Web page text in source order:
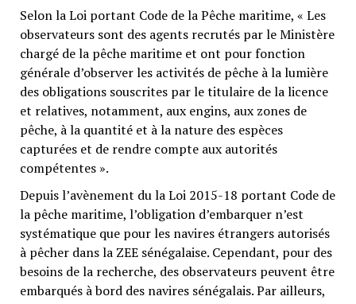
Selon la Loi portant Code de la Pêche maritime, « Les
observateurs sont des agents recrutés par le Ministère
chargé de la pêche maritime et ont pour fonction
générale d’observer les activités de pêche à la lumière
des obligations souscrites par le titulaire de la licence
et relatives, notamment, aux engins, aux zones de
pêche, à la quantité et à la nature des espèces
capturées et de rendre compte aux autorités
compétentes ».
Depuis l’avènement du la Loi 2015-18 portant Code de
la pêche maritime, l’obligation d’embarquer n’est
systématique que pour les navires étrangers autorisés
à pêcher dans la ZEE sénégalaise. Cependant, pour des
besoins de la recherche, des observateurs peuvent être
embarqués à bord des navires sénégalais. Par ailleurs,